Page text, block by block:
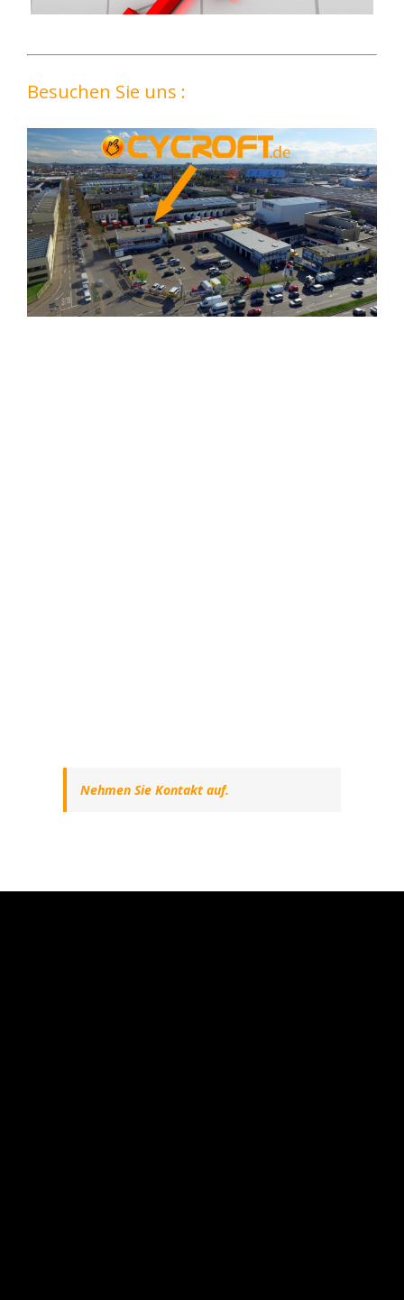
Besuchen Sie uns :
Nehmen Sie Kontakt auf.